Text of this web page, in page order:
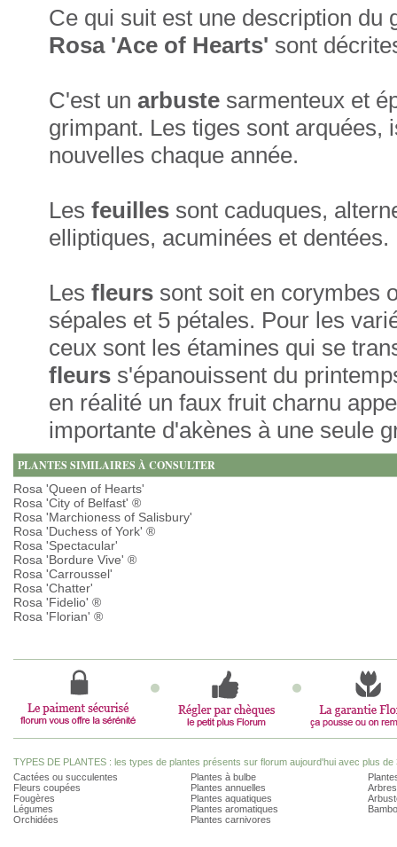
Ce qui suit est une description du
Rosa 'Ace of Hearts' sont
C'est un arbuste sarmenteux et
grimpant. Les tiges sont arquées,
nouvelles chaque année.
Les feuilles sont caduques,
elliptiques, acuminées et dentées.
Les fleurs sont soit en corymbes
sépales et 5 pétales. Pour les
ceux sont les étamines qui se
fleurs s'épanouissent du
en réalité un faux fruit charnu
importante d'akènes à une seule
PLANTES SIMILAIRES À CONSULTER
Rosa 'Queen of Hearts'
Rosa 'City of Belfast' ®
Rosa 'Marchioness of Salisbury'
Rosa 'Duchess of York' ®
Rosa 'Spectacular'
Rosa 'Bordure Vive' ®
Rosa 'Carroussel'
Rosa 'Chatter'
Rosa 'Fidelio' ®
Rosa 'Florian' ®
TYPES DE PLANTES : les types de plantes présents sur florum aujourd'hui avec plus de
Cactées ou succulentes
Fleurs coupées
Fougères
Légumes
Orchidées
Plantes à bulbe
Plantes annuelles
Plantes aquatiques
Plantes aromatiques
Plantes carnivores